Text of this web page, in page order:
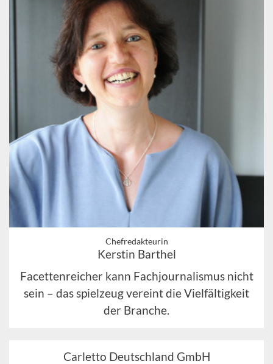
Chefredakteurin
Kerstin Barthel
Facettenreicher kann Fachjournalismus nicht
sein – das spielzeug vereint die Vielfältigkeit
der Branche.
Carletto Deutschland GmbH